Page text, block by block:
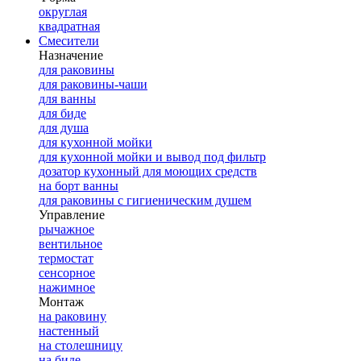
округлая
квадратная
Смесители
Назначение
для раковины
для раковины-чаши
для ванны
для биде
для душа
для кухонной мойки
для кухонной мойки и вывод под фильтр
дозатор кухонный для моющих средств
на борт ванны
для раковины с гигиеническим душем
Управление
рычажное
вентильное
термостат
сенсорное
нажимное
Монтаж
на раковину
настенный
на столешницу